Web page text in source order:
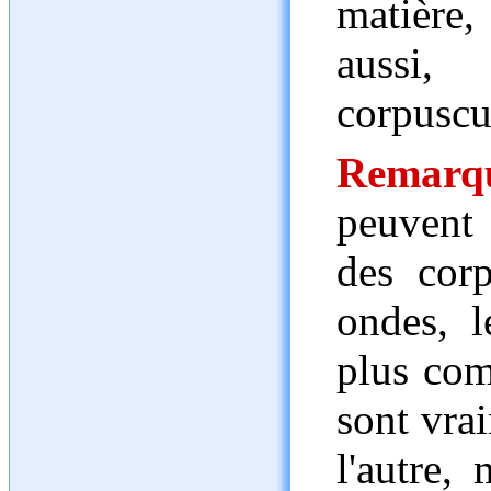
des
ondes,
plus
sont
l'autre,